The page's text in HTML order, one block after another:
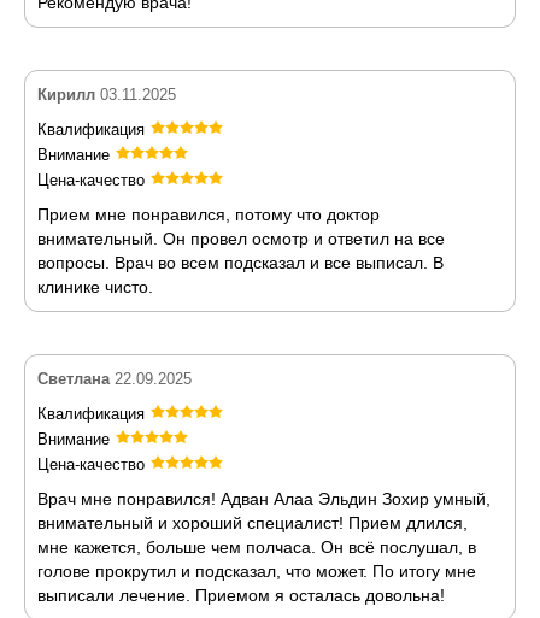
Кирилл 03.11.2025
Квалификация
Внимание
Цена-качество
Прием мне понравился, потому что доктор
внимательный. Он провел осмотр и ответил на все
вопросы. Врач во всем подсказал и все выписал. В
клинике чисто.
Светлана 22.09.2025
Квалификация
Внимание
Цена-качество
Врач мне понравился! Адван Алаа Эльдин Зохир умный,
внимательный и хороший специалист! Прием длился,
мне кажется, больше чем полчаса. Он всё послушал, в
голове прокрутил и подсказал, что может. По итогу мне
выписали лечение. Приемом я осталась довольна!